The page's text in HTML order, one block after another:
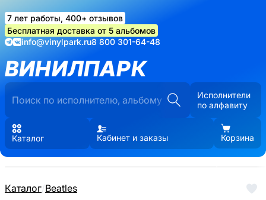
7 лет работы, 400+ отзывов
Бесплатная доставка от 5 альбомов
info@vinylpark.ru8 800 301-64-48
ВИНИЛПАРК
Исполнители
по алфавиту
Каталог Кабинет и заказы Корзина
Каталог/Beatles